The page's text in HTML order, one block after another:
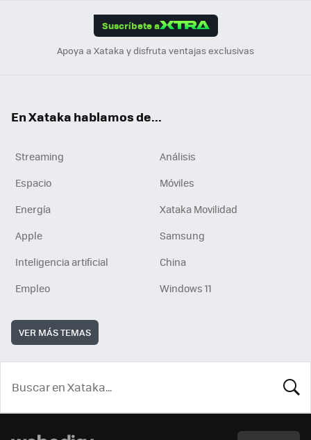
Suscríbete a
Apoya a Xataka y disfruta ventajas exclusivas
En Xataka hablamos de...
Streaming
Análisis
Espacio
Móviles
Energía
Xataka Movilidad
Apple
Samsung
Inteligencia artificial
China
Empleo
Windows 11
VER MÁS TEMAS